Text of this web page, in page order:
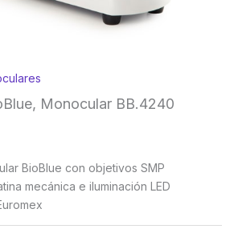
Monocular BB.4240
BioBlue con objetivos SMP
mecánica e iluminación LED